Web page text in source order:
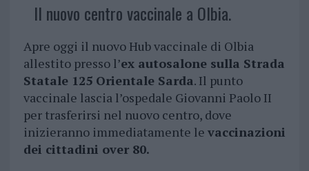
Il nuovo centro vaccinale a Olbia.
Apre oggi il nuovo Hub vaccinale di Olbia
allestito presso l’ex autosalone sulla Strada
Statale 125 Orientale Sarda. Il punto
vaccinale lascia l’ospedale Giovanni Paolo II
per trasferirsi nel nuovo centro, dove
inizieranno immediatamente le vaccinazioni
dei cittadini over 80.